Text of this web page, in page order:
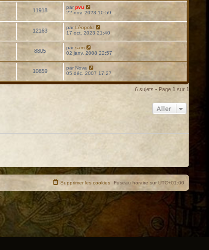
11918
par pvu
22 nov. 2023 10:59
12163
par Léopold
17 oct. 2023 21:40
8805
par sam
02 janv. 2008 22:57
10859
par Nova
05 déc. 2007 17:27
6 sujets • Page 1 sur 1
Aller
Fuseau horaire sur UTC+01:00
Supprimer les cookies